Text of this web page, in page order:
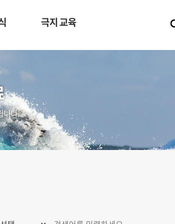
극지 교육
니다.